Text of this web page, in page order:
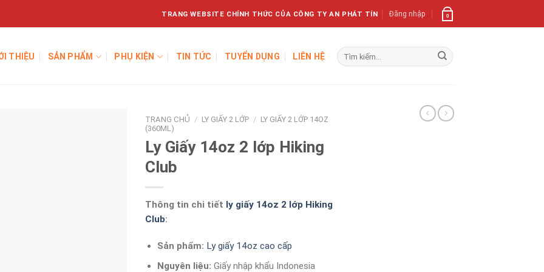
TRANG WEBSITE CHÍNH THỨC CỦA CÔNG TY AN PHÁT TÍN Đăng nhập 0
THIỆU SẢN PHẨM PHỤ KIỆN TIN TỨC TUYỂN DỤNG LIÊN HỆ
Tìm
kiếm:
TRANG CHỦ / LY GIẤY 2 LỚP / LY GIẤY 2 LỚP 14OZ
(360ML)
Ly Giấy 14oz 2 lớp Hiking
Club
Thông tin chi tiết ly giấy 14oz 2 lớp Hiking
Club:
Sản phẩm: Ly giấy 14oz cao cấp
Nguyên liệu: Giấy nhập khẩu Indonesia